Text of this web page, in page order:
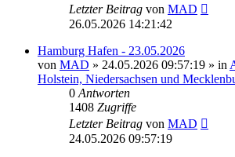
Letzter Beitrag von MAD
26.05.2026 14:21:42
Hamburg Hafen - 23.05.2026
von MAD » 24.05.2026 09:57:19 » in
Holstein, Niedersachsen und
0 Antworten
1408 Zugriffe
Letzter Beitrag von MAD
24.05.2026 09:57:19